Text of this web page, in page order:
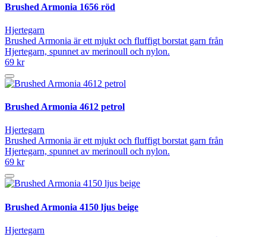
Brushed Armonia 1656 röd
Hjertegarn
Brushed Armonia är ett mjukt och fluffigt borstat garn från
Hjertegarn, spunnet av merinoull och nylon.
69 kr
Brushed Armonia 4612 petrol
Hjertegarn
Brushed Armonia är ett mjukt och fluffigt borstat garn från
Hjertegarn, spunnet av merinoull och nylon.
69 kr
Brushed Armonia 4150 ljus beige
Hjertegarn